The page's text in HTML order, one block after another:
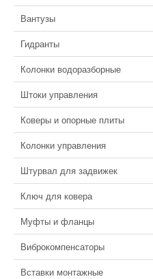
Вантузы
Гидранты
Колонки водоразборные
Штоки управления
Коверы и опорные плиты
Колонки управления
Штурвал для задвижек
Ключ для ковера
Муфты и фланцы
Виброкомпенсаторы
Вставки монтажные